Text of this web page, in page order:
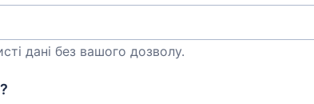
дані без вашого дозволу.